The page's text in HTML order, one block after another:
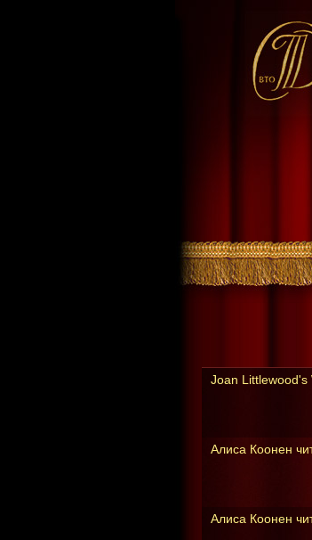
Joan
Алиса Коонен
Алиса Коонен